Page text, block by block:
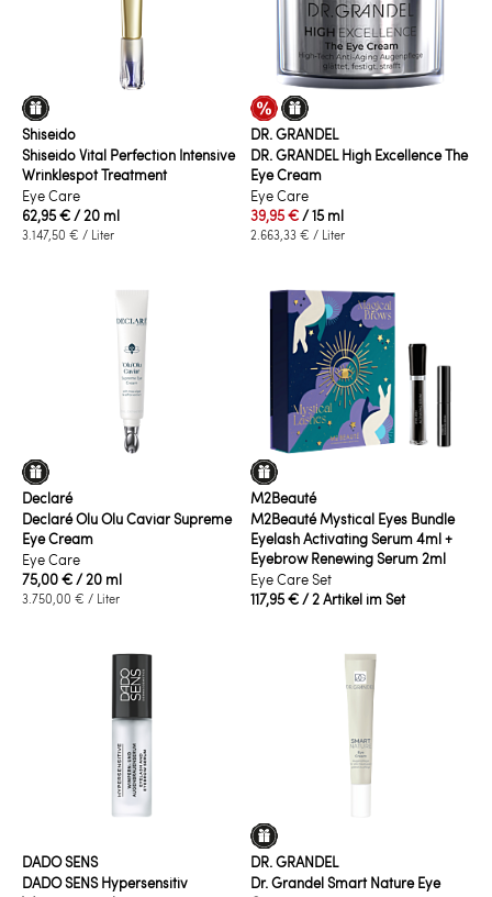
Shiseido
Shiseido Vital Perfection Intensive
Wrinklespot Treatment
Eye Care
62,95 €/ 20 ml
3.147,50 € / Liter
DR. GRANDEL
DR. GRANDEL High Excellence The
Eye Cream
Eye Care
39,95 €/ 15 ml
2.663,33 € / Liter
Declaré
Declaré Olu Olu Caviar Supreme
Eye Cream
Eye Care
75,00 €/ 20 ml
3.750,00 € / Liter
M2Beauté
M2Beauté Mystical Eyes Bundle
Eyelash Activating Serum 4ml +
Eyebrow Renewing Serum 2ml
Eye Care Set
117,95 €/ 2 Artikel im Set
DADO SENS
DADO SENS Hypersensitiv
DR. GRANDEL
Dr. Grandel Smart Nature Eye